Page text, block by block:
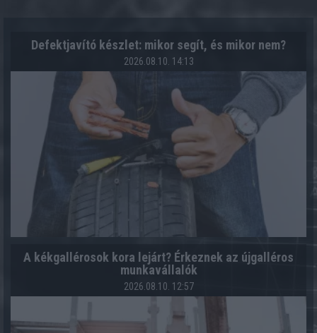
Defektjavító készlet: mikor segít, és mikor nem?
2026.08.10. 14:13
A kékgallérosok kora lejárt? Érkeznek az újgalléros
munkavállalók
2026.08.10. 12:57